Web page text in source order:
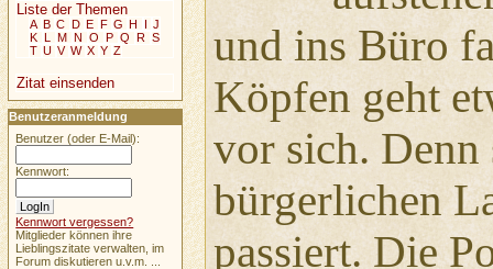
und ins Büro
Köpfen geht
vor sich. Denn
bürgerlichen
passiert. Die
Liste der Themen
A B C D E F G H I J
K L M N O P Q R S
T U V W X Y Z
Zitat einsenden
Benutzeranmeldung
Benutzer (oder E-Mail):
Kennwort:
Kennwort vergessen?
Mitglieder können ihre
Lieblingszitate verwalten, im
Forum diskutieren u.v.m. ...